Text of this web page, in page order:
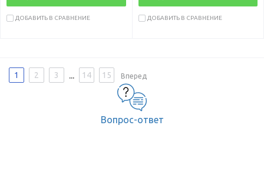
ДОБАВИТЬ В СРАВНЕНИЕ ДОБАВИТЬ В СРАВНЕНИЕ
1 2 3 ... 14 15 Вперед
Вопрос-ответ